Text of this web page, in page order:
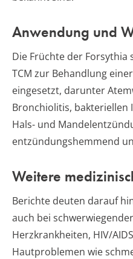
Anwendung und
Die Früchte der Forsythia
TCM zur Behandlung
eingesetzt, darunter
Bronchiolitis, bakteriellen
Hals- und
entzündungshemmend
Weitere
Berichte deuten darauf
auch bei
Herzkrankheiten, HIV/
Hautproblemen wie